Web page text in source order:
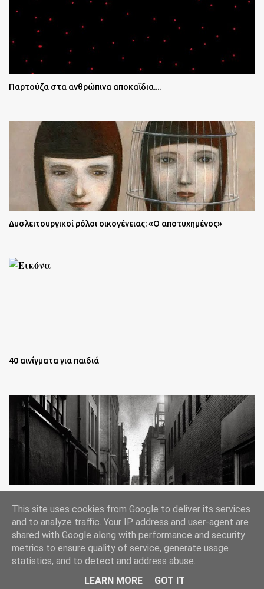
Παρτούζα στα ανθρώπινα αποκαΐδια....
Δυσλειτουργικοί ρόλοι οικογένειας: «Ο αποτυχημένος»
40 αινίγματα για παιδιά
Lee Jeffries
Από το Blogger
This site uses cookies from Google to deliver its services
and to analyze traffic. Your IP address and user-agent are
shared with Google along with performance and security
metrics to ensure quality of service, generate usage
statistics, and to detect and address abuse.
LEARN MORE
GOT IT